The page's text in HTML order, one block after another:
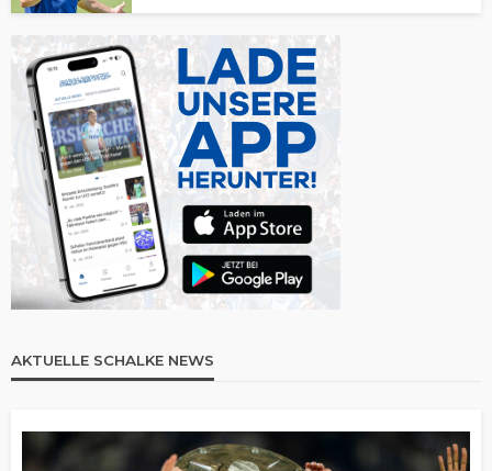
AKTUELLE SCHALKE NEWS